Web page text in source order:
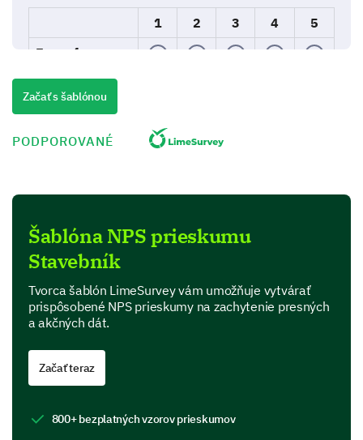
1 2 3 4
5
Ease of use
Performance
In this section, we are interested in your perspective
on specific features of our product.
Which features of our product do you find most
useful? (Select all that apply)
Feature B
Začať s šablónou
PODPOROVANÉ
Šablóna NPS prieskumu
Stavebník
Tvorca šablón LimeSurvey vám umožňuje vytvárať
prispôsobené NPS prieskumy na zachytenie presných
a akčných dát.
Začať teraz
800+ bezplatných vzorov prieskumov